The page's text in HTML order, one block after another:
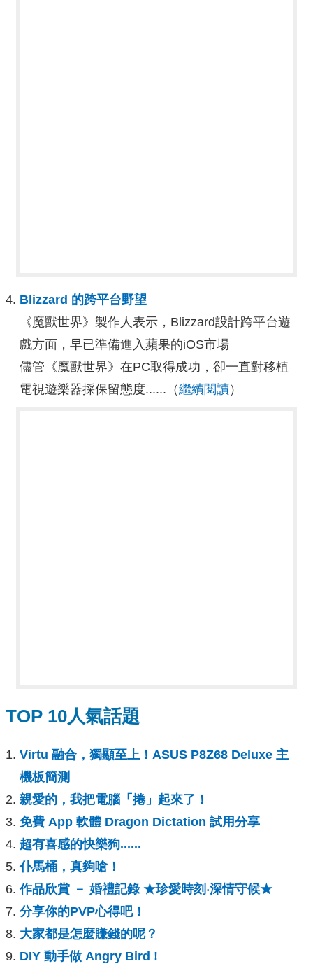
Blizzard 的跨平台野望
《魔獸世界》製作人表示，Blizzard設計跨平台遊
戲方面，早已準備進入蘋果的iOS市場
儘管《魔獸世界》在PC取得成功，卻一直對移植
電視遊樂器採保留態度......（繼續閱讀）
TOP 10人氣話題
Virtu 融合，獨顯至上！ASUS P8Z68 Deluxe 主
機板簡測
親愛的，我把電腦「捲」起來了！
免費 App 軟體 Dragon Dictation 試用分享
超有喜感的快樂狗......
仆馬桶，真夠嗆！
作品欣賞 － 婚禮記錄 ★珍愛時刻‧深情守候★
分享你的PVP心得吧！
大家都是怎麼賺錢的呢？
DIY 動手做 Angry Bird !